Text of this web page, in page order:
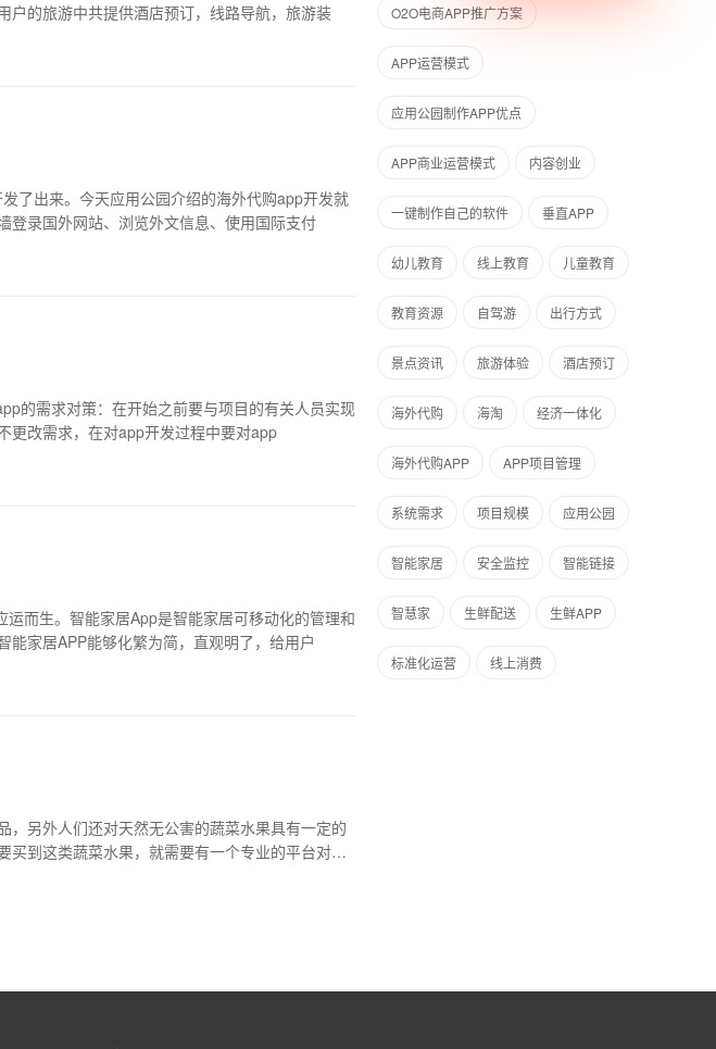
户的旅游中共提供酒店预订，线路导航，旅游装
了出来。今天应用公园介绍的海外代购app开发就
登录国外网站、浏览外文信息、使用国际支付
的需求对策：在开始之前要与项目的有关人员实现
更改需求，在对app开发过程中要对app
而生。智能家居App是智能家居可移动化的管理和
家居APP能够化繁为简，直观明了，给用户
，另外人们还对天然无公害的蔬菜水果具有一定的
买到这类蔬菜水果，就需要有一个专业的平台对行
O2O电商APP推广方案
APP运营模式
应用公园制作APP优点
APP商业运营模式 内容创业
一键制作自己的软件 垂直APP
幼儿教育 线上教育 儿童教育
教育资源 自驾游 出行方式
景点资讯 旅游体验 酒店预订
海外代购 海淘 经济一体化
海外代购APP APP项目管理
系统需求 项目规模 应用公园
智能家居 安全监控 智能链接
智慧家 生鲜配送 生鲜APP
标准化运营 线上消费